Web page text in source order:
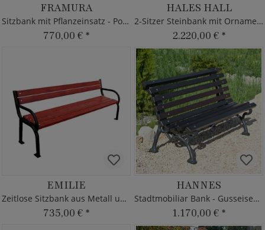
FRAMURA
Sitzbank mit Pflanzeinsatz - Polystone
770,00 € *
HALES HALL
2-Sitzer Steinbank mit Ornamenten
2.220,00 € *
EMILIE
Zeitlose Sitzbank aus Metall und Holz
735,00 € *
HANNES
Stadtmobiliar Bank - Gusseisen & Holz
1.170,00 € *